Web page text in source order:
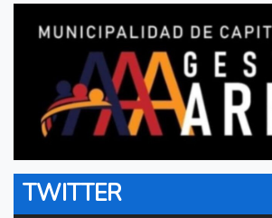
TWITTER